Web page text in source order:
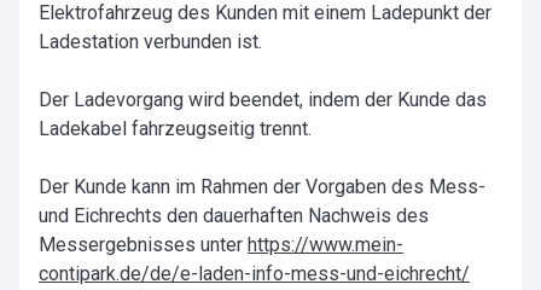
Elektrofahrzeug des Kunden mit einem Ladepunkt der
Ladestation verbunden ist.
Der Ladevorgang wird beendet, indem der Kunde das
Ladekabel fahrzeugseitig trennt.
Der Kunde kann im Rahmen der Vorgaben des Mess-
und Eichrechts den dauerhaften Nachweis des
Messergebnisses unter https://www.mein-
contipark.de/de/e-laden-info-mess-und-eichrecht/